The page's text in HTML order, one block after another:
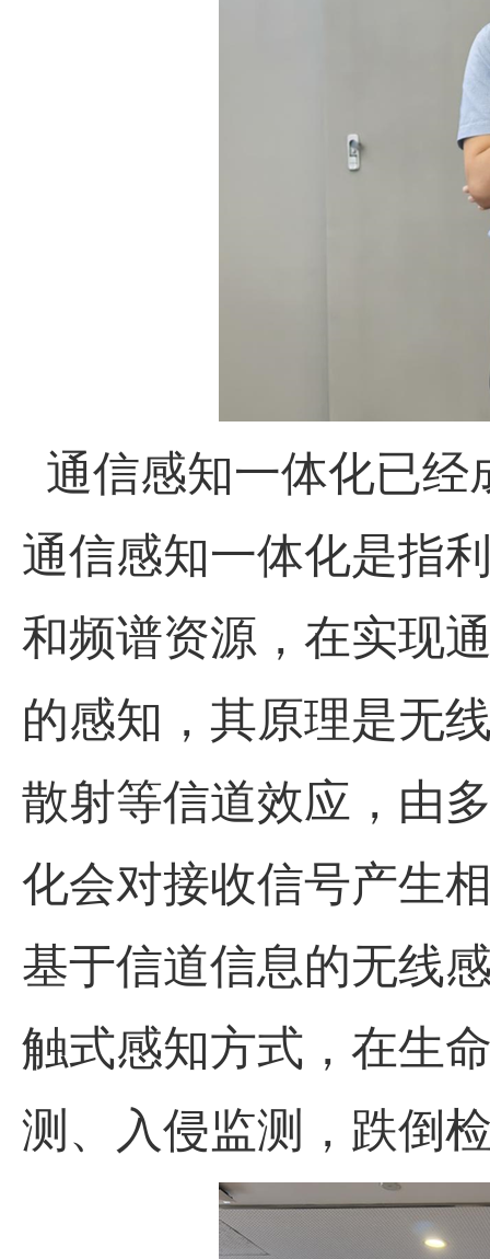
通信感知一体化已经
通信感知一体化是指
和频谱资源，在实现
的感知，其原理是无
散射等信道效应，由
化会对接收信号产生
基于信道信息的无线
触式感知方式，在生
测、入侵监测，跌倒